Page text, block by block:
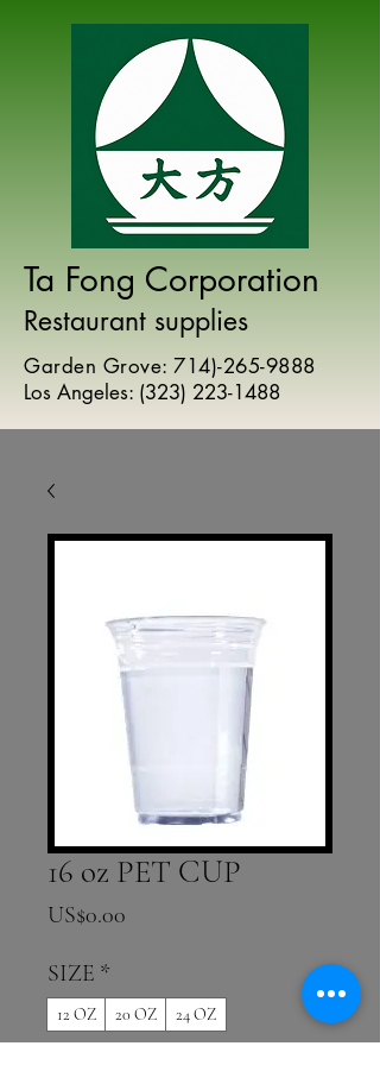
Ta Fong Corporation
Restaurant supplies
Garden Grove:714)-265-9888
Los Angeles: (323) 223-1488
16 oz PET CUP
US$0.00
SIZE *
12 OZ 20 OZ 24 OZ